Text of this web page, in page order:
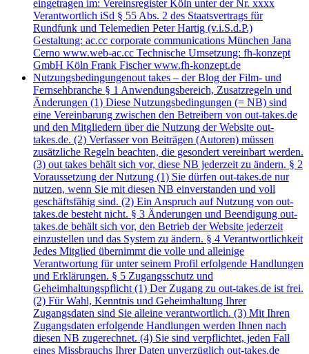
eingetragen im: Vereinsregister Köln unter der Nr. xxxx
Verantwortlich iSd § 55 Abs. 2 des Staatsvertrags für
Rundfunk und Telemedien Peter Hartig (v.i.S.d.P.)
Gestaltung: ac.cc corporate communications München Jana
Cerno www.web-ac.cc Technische Umsetzung: fh-konzept
GmbH Köln Frank Fischer www.fh-konzept.de
Nutzungsbedingungenout takes – der Blog der Film- und
Fernsehbranche § 1 Anwendungsbereich, Zusatzregeln und
Änderungen (1) Diese Nutzungsbedingungen (= NB) sind
eine Vereinbarung zwischen den Betreibern von out-takes.de
und den Mitgliedern über die Nutzung der Website out-
takes.de. (2) Verfasser von Beiträgen (Autoren) müssen
zusätzliche Regeln beachten, die gesondert vereinbart werden.
(3) out takes behält sich vor, diese NB jederzeit zu ändern. § 2
Voraussetzung der Nutzung (1) Sie dürfen out-takes.de nur
nutzen, wenn Sie mit diesen NB einverstanden und voll
geschäftsfähig sind. (2) Ein Anspruch auf Nutzung von out-
takes.de besteht nicht. § 3 Änderungen und Beendigung out-
takes.de behält sich vor, den Betrieb der Website jederzeit
einzustellen und das System zu ändern. § 4 Verantwortlichkeit
Jedes Mitglied übernimmt die volle und alleinige
Verantwortung für unter seinem Profil erfolgende Handlungen
und Erklärungen. § 5 Zugangsschutz und
Geheimhaltungspflicht (1) Der Zugang zu out-takes.de ist frei.
(2) Für Wahl, Kenntnis und Geheimhaltung Ihrer
Zugangsdaten sind Sie alleine verantwortlich. (3) Mit Ihren
Zugangsdaten erfolgende Handlungen werden Ihnen nach
diesen NB zugerechnet. (4) Sie sind verpflichtet, jeden Fall
eines Missbrauchs Ihrer Daten unverzüglich out-takes.de